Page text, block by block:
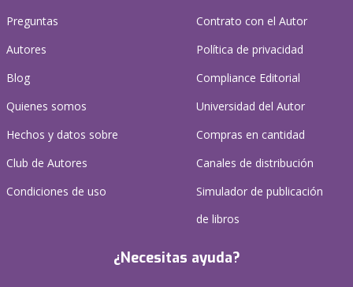
Preguntas
Autores
Blog
Quienes somos
Hechos y datos sobre
Club de Autores
Condiciones de uso
Contrato con el Autor
Política de privacidad
Compliance Editorial
Universidad del Autor
Compras en cantidad
Canales de distribución
Simulador de publicación
de libros
¿Necesitas ayuda?